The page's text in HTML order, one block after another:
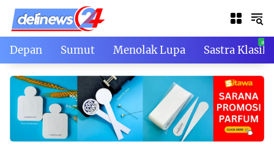
Skip
content
Depan Sumut Menolak Lupa Sastra Klasik